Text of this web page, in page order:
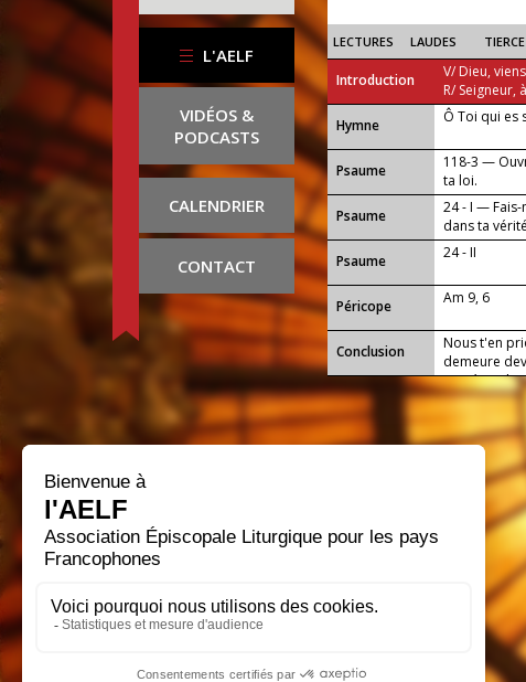
L'AELF
VIDÉOS &
PODCASTS
CALENDRIER
CONTACT
LECTURES LAUDES TIERCE
Introduction
V/ Dieu,
R/ Seigneur,
...
Hymne Ô Toi qui es
Psaume
118-3 —
ta loi.
Psaume
24 - I —
dans ta
Psaume
24 - II
Péricope Am 9, 6
Conclusion
Nous t'en
demeure
Lui, Jésus,